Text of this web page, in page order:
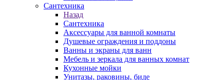
Сантехника
Назад
Сантехника
Аксессуары для ванной комнаты
Душевые ограждения и поддоны
Ванны и экраны для ванн
Мебель и зеркала для ванных комнат
Кухонные мойки
Унитазы, раковины, биде